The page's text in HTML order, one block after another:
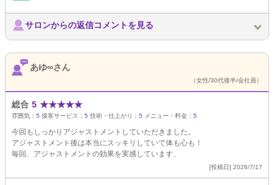
サロンからの返信コメントを見る
あゆ∞さん
（女性/30代後半/会社員）
総合 5 ★★★★★
雰囲気： 5 接客サービス： 5 技術・仕上がり： 5 メニュー・料金： 5
今回もしっかりアジャストメントしていただきました。
アジャストメント後は本当にスッキリしていて体も心も！
毎回、アジャストメントの効果を実感しています、
[投稿日] 2026/7/17